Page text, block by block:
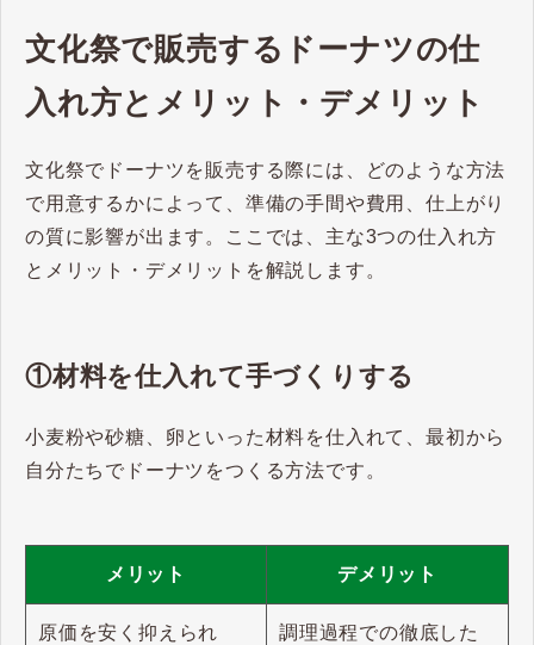
文化祭で販売するドーナツの仕
入れ方とメリット・デメリット
文化祭でドーナツを販売する際には、どのような方法
で用意するかによって、準備の手間や費用、仕上がり
の質に影響が出ます。ここでは、主な3つの仕入れ方
とメリット・デメリットを解説します。
①材料を仕入れて手づくりする
小麦粉や砂糖、卵といった材料を仕入れて、最初から
自分たちでドーナツをつくる方法です。
メリット デメリット
原価を安く抑えられ
調理過程での徹底した